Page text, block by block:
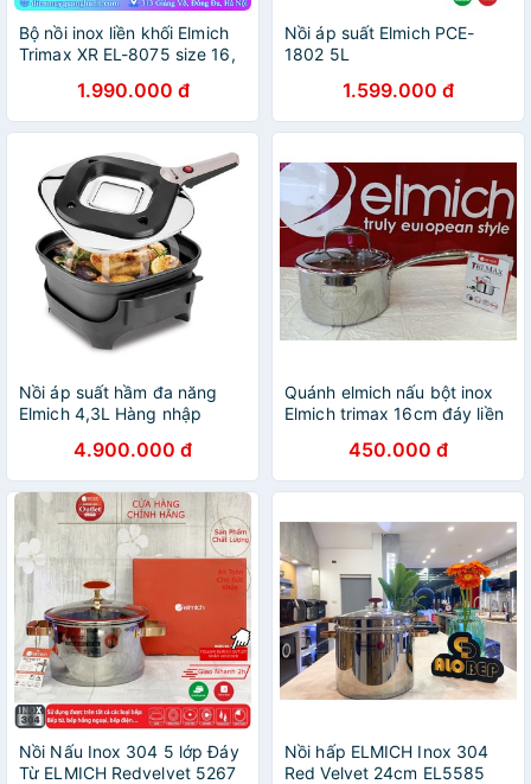
Bộ nồi inox liền khối Elmich
Trimax XR EL-8075 size 16,
1.990.000 đ
Nồi áp suất Elmich PCE-
1802 5L
1.599.000 đ
Nồi áp suất hầm đa năng
Elmich 4,3L Hàng nhập
4.900.000 đ
Quánh elmich nấu bột inox
Elmich trimax 16cm đáy liền
450.000 đ
Nồi Nấu Inox 304 5 lớp Đáy
Từ ELMICH Redvelvet 5267
Nồi hấp ELMICH Inox 304
Red Velvet 24cm EL5585